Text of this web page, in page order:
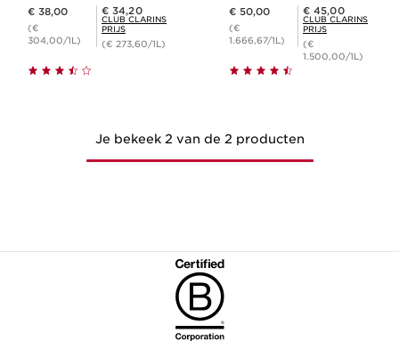
€ 38,00
(€
304,00/1L)
Club Clarins Prijs € 34,20
€ 34,20
CLUB CLARINS
PRIJS
(€ 273,60/1L)
€ 50,00
(€
1.666,67/1L)
Club Clarins Prijs € 45,00
€ 45,00
CLUB CLARINS
PRIJS
(€
1.500,00/1L)
Je bekeek 2 van de 2 producten